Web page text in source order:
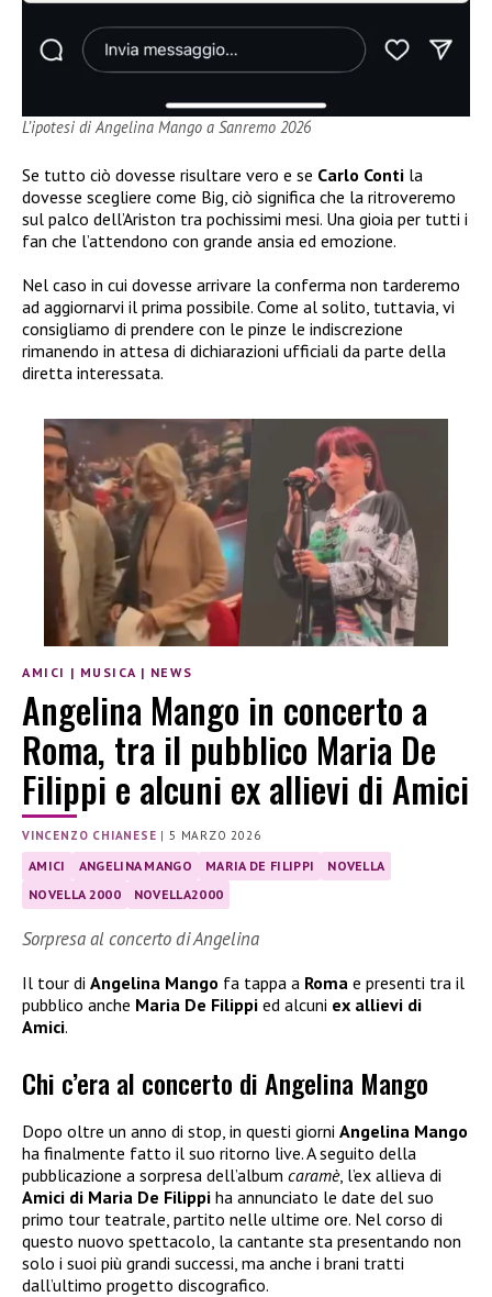
L’ipotesi di Angelina Mango a Sanremo 2026
Se tutto ciò dovesse risultare vero e se Carlo Conti la
dovesse scegliere come Big, ciò significa che la ritroveremo
sul palco dell’Ariston tra pochissimi mesi. Una gioia per tutti i
fan che l’attendono con grande ansia ed emozione.
Nel caso in cui dovesse arrivare la conferma non tarderemo
ad aggiornarvi il prima possibile. Come al solito, tuttavia, vi
consigliamo di prendere con le pinze le indiscrezione
rimanendo in attesa di dichiarazioni ufficiali da parte della
diretta interessata.
AMICI | MUSICA | NEWS
Angelina Mango in concerto a
Roma, tra il pubblico Maria De
Filippi e alcuni ex allievi di Amici
VINCENZO CHIANESE |5 MARZO 2026
AMICI ANGELINA MANGO MARIA DE FILIPPI
NOVELLA
NOVELLA 2000
NOVELLA2000
Sorpresa al concerto di Angelina
Il tour di Angelina Mango fa tappa a Roma e presenti tra il
pubblico anche Maria De Filippi ed alcuni ex allievi di
Amici.
Chi c’era al concerto di Angelina Mango
Dopo oltre un anno di stop, in questi giorni Angelina Mango
ha finalmente fatto il suo ritorno live. A seguito della
pubblicazione a sorpresa dell’album caramè, l’ex allieva di
Amici di Maria De Filippi ha annunciato le date del suo
primo tour teatrale, partito nelle ultime ore. Nel corso di
questo nuovo spettacolo, la cantante sta presentando non
solo i suoi più grandi successi, ma anche i brani tratti
dall’ultimo progetto discografico.